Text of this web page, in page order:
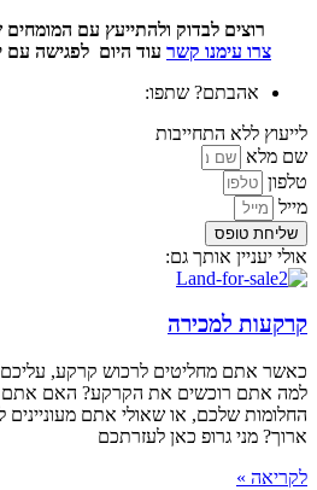
רוצים לבדוק ולהתייעץ עם
צרו עימנו קשר עוד היום לפגישה עם
אהבתם? שתפו:
לייעוץ ללא התחייבות
שם מלא
טלפון
מייל
שליחת טופס
אולי יעניין אותך גם:
קרקעות למכירה
כאשר אתם מחליטים לרכוש קרקע, עליכם
למה אתם רוכשים את הקרקע? האם אתם
החלומות שלכם, או שאולי אתם
ארוך? מני גרופ כאן לעזרתכם
לקריאה »